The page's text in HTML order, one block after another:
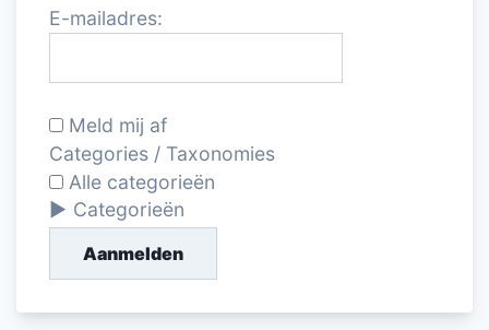
E-mailadres:
Meld mij af
Categories / Taxonomies
Alle categorieën
Categorieën
Aanmelden